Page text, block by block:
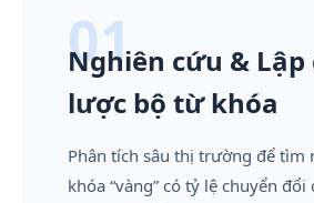
01
Nghiên cứu & Lập
lược bộ từ khóa
Phân tích sâu thị trường để tìm
khóa “vàng” có tỷ lệ chuyển đổi